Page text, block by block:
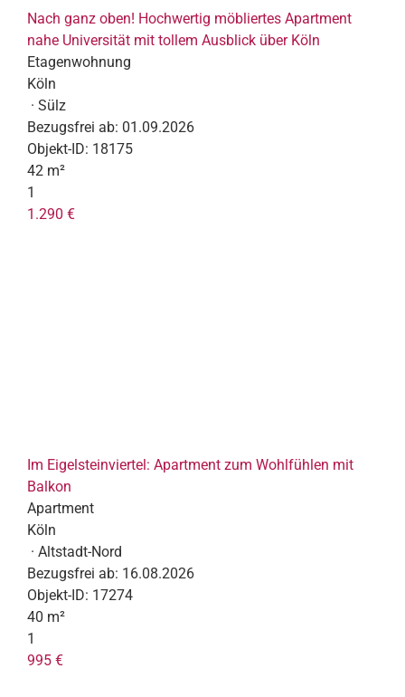
Nach ganz oben! Hochwertig möbliertes Apartment
nahe Universität mit tollem Ausblick über Köln
Etagenwohnung
Köln
· Sülz
Bezugsfrei ab: 01.09.2026
Objekt-ID: 18175
42 m²
1
1.290 €
Im Eigelsteinviertel: Apartment zum Wohlfühlen mit
Balkon
Apartment
Köln
· Altstadt-Nord
Bezugsfrei ab: 16.08.2026
Objekt-ID: 17274
40 m²
1
995 €